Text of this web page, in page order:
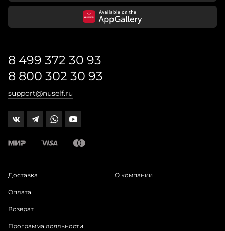
8 499 372 30 93
8 800 302 30 93
support@nuself.ru
Доставка
Оплата
Возврат
Программа лояльности
О компании